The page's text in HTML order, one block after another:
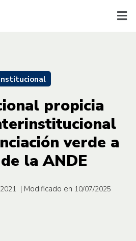
propicia
verde a
la ANDE
| Modificado en 10/07/2025